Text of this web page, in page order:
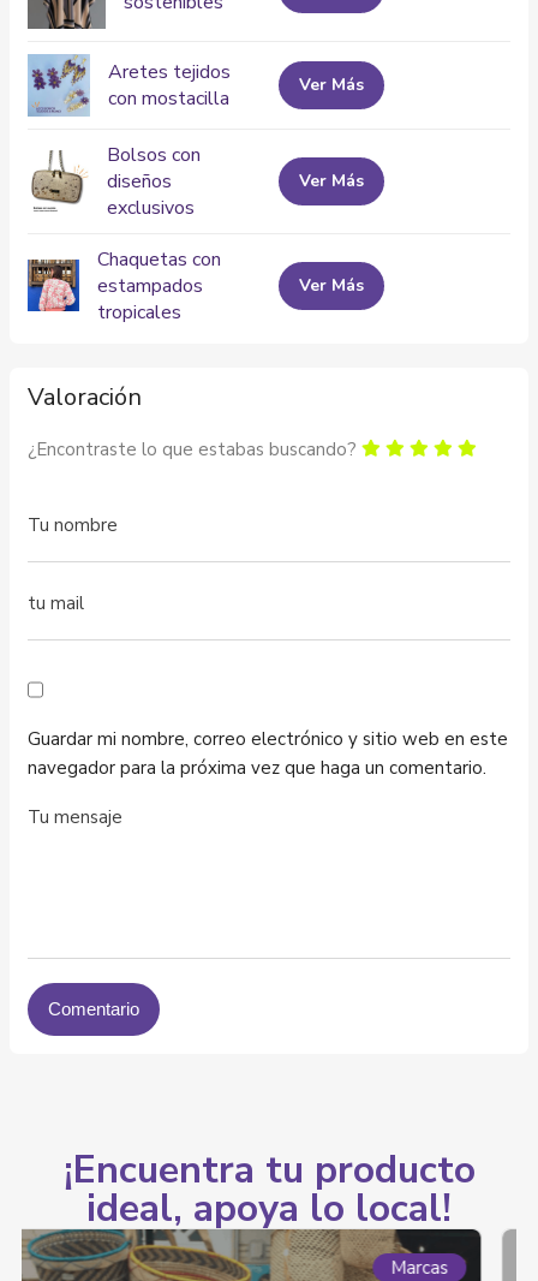
Aretes tejidos
con mostacilla
Ver Más
Bolsos con
diseños
exclusivos
Ver Más
Chaquetas con
estampados
tropicales
Ver Más
Valoración
¿Encontraste lo que estabas buscando?
Guardar mi nombre, correo electrónico y sitio web en este
navegador para la próxima vez que haga un comentario.
¡Encuentra tu producto
ideal, apoya lo local!
Marcas